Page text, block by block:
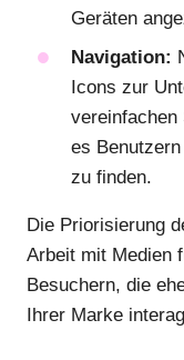
Geräten
Navigation:
Icons zur
vereinfachen
es
zu finden.
Die Priorisierung
Arbeit mit Medien
Besuchern, die
Ihrer Marke